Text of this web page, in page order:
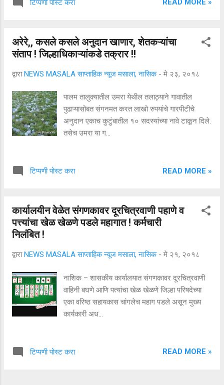
टिप्पणी पोस्ट करा READ MORE »
अरेरे,, कसले कसले अनुदान खाणार, शेतकऱ्यांचा
संताप ! जिल्हाधिकाऱ्यांकडे तक्रार !!
द्वाराNEWS MASALA साप्ताहिक न्यूज मसाला, नासिक - मे २३, २०१८
पालम तालुक्यातील उमरा येथील तलाठ्याने गावातील
पुढाऱ्यासोबत संगनमत करत लाखो रुपयांचे गारपीटीचे
अनुदान एकाच कुटुंबातील १० सदस्यांच्या नावे टाकून दिले.
तसेच उमरा या ग...
टिप्पणी पोस्ट करा READ MORE »
कार्यालयीन वेळेत संगणकावर दूरचित्रवाणी पहाणे व
पत्त्यांचा खेळ खेळणे पडले महागात ! कर्मचारी
निलंबित !
द्वाराNEWS MASALA साप्ताहिक न्यूज मसाला, नासिक - मे २१, २०१८
नाशिक – शासकीय कार्यालयात संगणकावर दूरचित्रवाणी
वाहिनी बघणे आणि पत्यांचा खेळ खेळणे जिल्हा परिषदेच्या
एका वरिष्ठ सहायकास चांगलेच महाग पडले असून मुख्य
कार्यकारी अध...
टिप्पणी पोस्ट करा READ MORE »